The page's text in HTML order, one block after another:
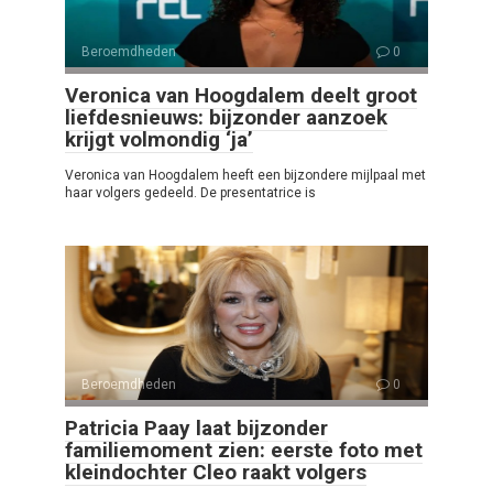
Beroemdheden 0
Veronica van Hoogdalem deelt groot
liefdesnieuws: bijzonder aanzoek
krijgt volmondig ‘ja’
Veronica van Hoogdalem heeft een bijzondere mijlpaal met
haar volgers gedeeld. De presentatrice is
Beroemdheden 0
Patricia Paay laat bijzonder
familiemoment zien: eerste foto met
kleindochter Cleo raakt volgers